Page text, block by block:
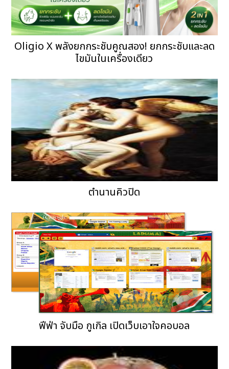
Oligio X พลังยกกระชับคูณสอง! ยกกระชับและลด
ไขมันในเครื่องเดียว
ตำนานคิวปิด
ฟีฟ่า จับมือ กูเกิล เปิดเว็บเอาใจคอบอล